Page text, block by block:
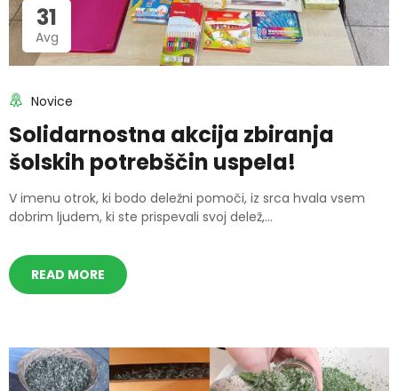
31
Avg
Novice
Solidarnostna akcija zbiranja
šolskih potrebščin uspela!
V imenu otrok, ki bodo deležni pomoči, iz srca hvala vsem
dobrim ljudem, ki ste prispevali svoj delež,...
READ MORE